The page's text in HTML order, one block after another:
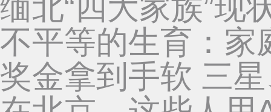
缅北“四大家族”现
不平等的生育：家
奖金拿到手软 三